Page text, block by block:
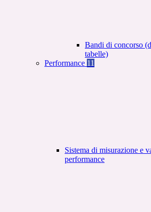
Bandi di concorso
tabelle)
Performance 11
Sistema di misurazione e
performance